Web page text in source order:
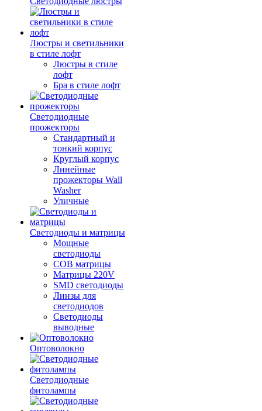
Люстры и светильники
в стиле лофт
Люстры в стиле
лофт
Бра в стиле лофт
Светодиодные
прожекторы
Стандартный и
тонкий корпус
Круглый корпус
Линейные
прожекторы Wall
Washer
Уличные
Светодиоды и матрицы
Мощные
светодиоды
COB матрицы
Матрицы 220V
SMD светодиоды
Линзы для
светодиодов
Светодиоды
выводные
Оптоволокно
Светодиодные
фитолампы